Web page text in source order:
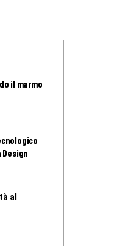
il marmo
al